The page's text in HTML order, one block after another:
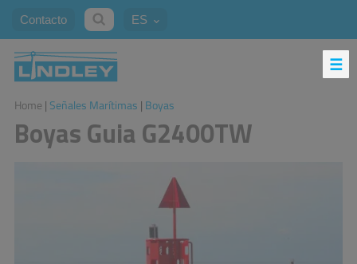
Contacto ES
Home | Señales Marítimas | Boyas
Boyas Guia G2400TW